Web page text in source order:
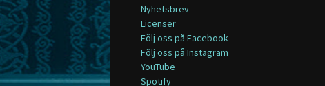
Nyhetsbrev
Licenser
Följ oss på Facebook
Följ oss på Instagram
YouTube
Spotify